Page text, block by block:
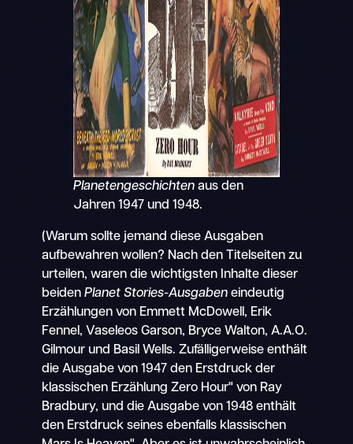
Planetengeschichtenaus den
Jahren 1947 und 1948.
(Warum sollte jemand diese Ausgaben
aufbewahren wollen? Nach den Titelseiten zu
urteilen, waren die wichtigsten Inhalte dieser
beiden Planet Stories-Ausgabeneindeutig
Erzählungen von Emmett McDowell, Erik
Fennel, Vaseleos Garson, Bryce Walton, A.A.O.
Gilmour und Basil Wells. Zufälligerweise enthält
die Ausgabe von 1947 den Erstdruck der
klassischen Erzählung Zero Hour" von Ray
Bradbury, und die Ausgabe von 1948 enthält
den Erstdruck seines ebenfalls klassischen